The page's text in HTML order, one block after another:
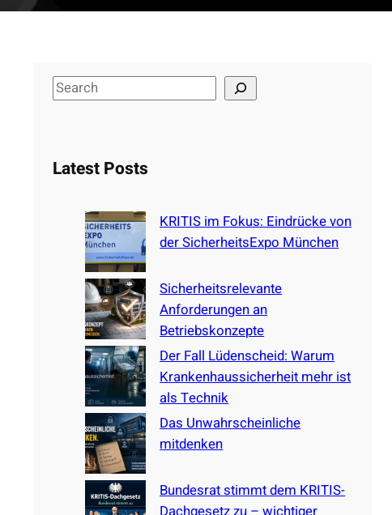
S
e
c
Latest Posts
KRITIS im Fokus: Eindrücke von
der SicherheitsExpo München
Sicherheitsrelevante
Anforderungen an
Betriebskonzepte
Der Fall Lüdenscheid: Warum
Krankenhaussicherheit mehr ist
als Technik
Das Unwahrscheinliche
mitdenken
Bundesrat stimmt dem KRITIS-
Dachgesetz zu – wichtiger